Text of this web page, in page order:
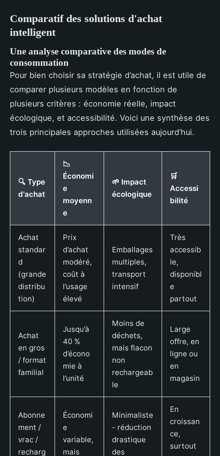
Comparatif des solutions d'achat
intelligent
Une analyse comparative des modes de
consommation
Pour bien choisir sa stratégie d’achat, il est utile de
comparer plusieurs modèles en fonction de
plusieurs critères : économie réelle, impact
écologique, et accessibilité. Voici une synthèse des
trois principales approches utilisées aujourd’hui.
🔍 Type
d'achat
📉
Économi
e
moyenn
e
🌱 Impact
écologique
🛒
Accessi
bilité
Achat
standar
d
(grande
distribu
tion)
Prix
d’achat
modéré,
coût à
l’usage
élevé
Emballages
multiples,
transport
intensif
Très
accessib
le,
disponibl
e
partout
Achat
en gros
/ format
familial
Jusqu’à
40 %
d’écono
mie à
l’unité
Moins de
déchets,
mais flacon
non
rechargeab
le
Large
offre, en
ligne ou
en
magasin
Abonne
ment /
vrac /
recharg
Économi
e
variable,
mais
Minimaliste
- réduction
drastique
des
En
croissan
ce,
surtout